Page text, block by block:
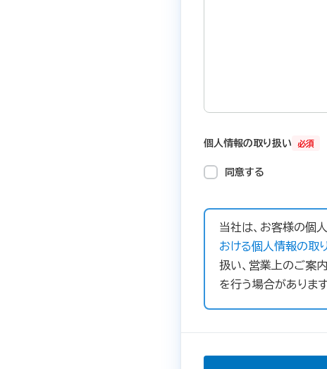
必須
個人情報の取り扱い
同意する
当社は、お客様の個
おける個人情報の取
扱い、営業上のご案内
を行う場合があります